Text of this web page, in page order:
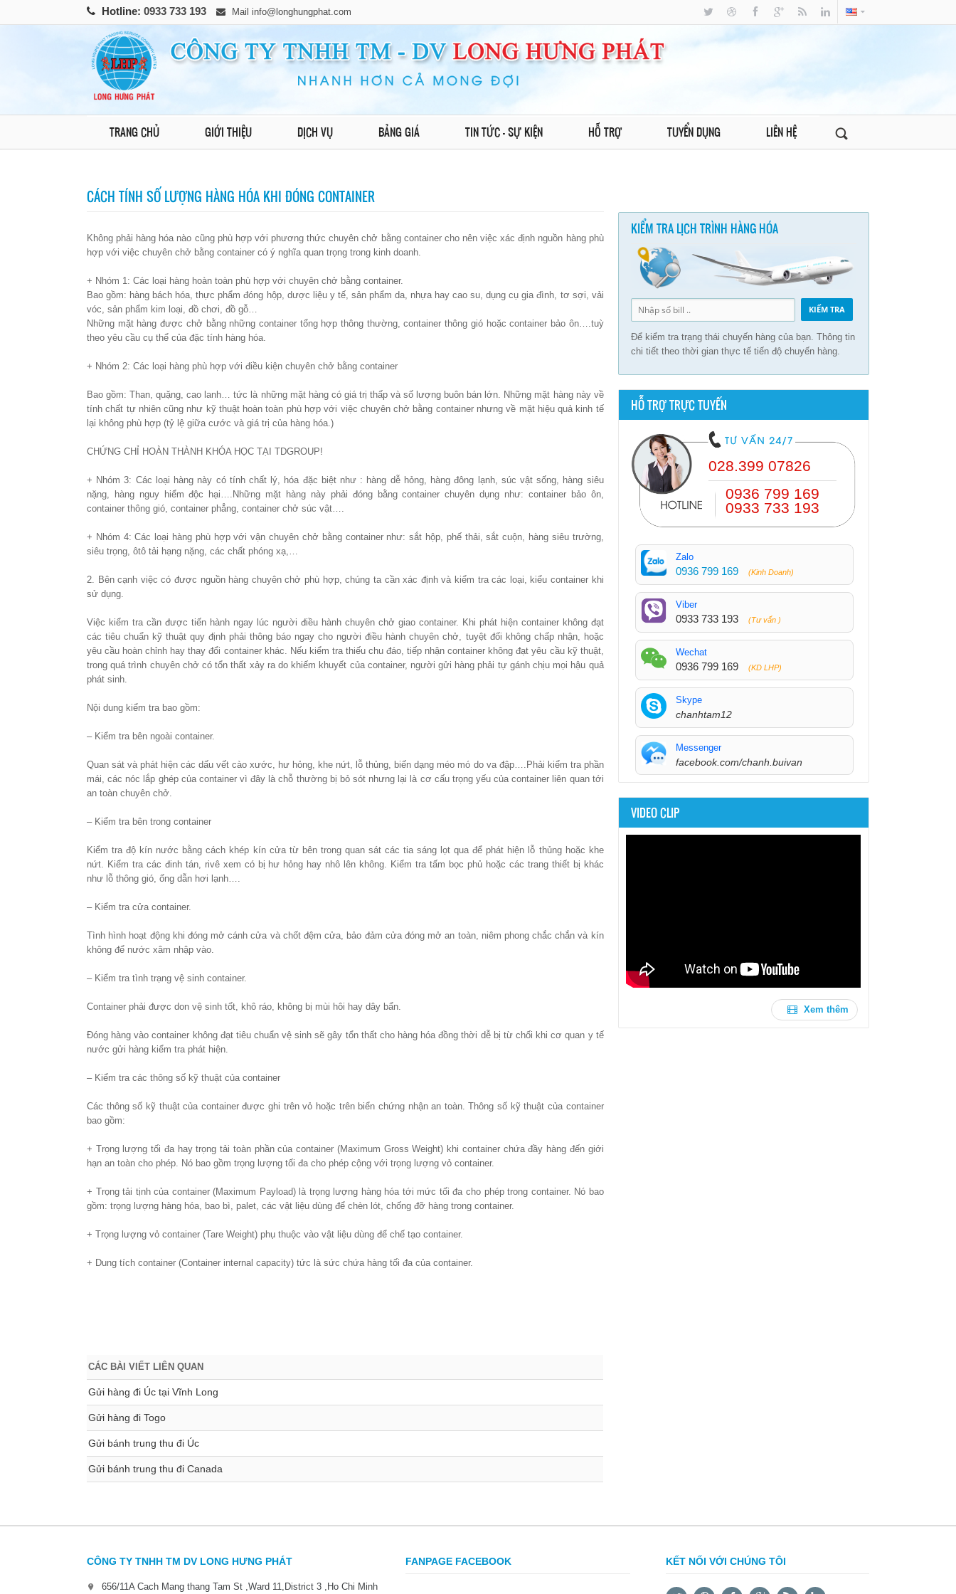
Hotline: 0933 733 193 Mail info@longhungphat.com
TRANG CHỦ GIỚI THIỆU DỊCH VỤ BẢNG GIÁ TIN TỨC - SỰ KIỆN HỖ TRỢ TUYỂN DỤNG LIÊN HỆ
CÁCH TÍNH SỐ LƯỢNG HÀNG HÓA KHI ĐÓNG CONTAINER
Không phải hàng hóa nào cũng phù hợp với phương thức chuyên chở bằng container cho nên việc xác định nguồn hàng phù
hợp với việc chuyên chở bằng container có ý nghĩa quan trọng trong kinh doanh.
+ Nhóm 1: Các loại hàng hoàn toàn phù hợp với chuyên chở bằng container.
Bao gồm: hàng bách hóa, thực phẩm đóng hộp, dược liệu y tế, sản phẩm da, nhựa hay cao su, dụng cụ gia đình, tơ sợi, vải
vóc, sản phẩm kim loại, đồ chơi, đồ gỗ…
Những mặt hàng được chở bằng những container tổng hợp thông thường, container thông gió hoặc container bảo ôn….tuỳ
theo yêu cầu cụ thể của đặc tính hàng hóa.
+ Nhóm 2: Các loại hàng phù hợp với điều kiện chuyên chở bằng container
Bao gồm: Than, quặng, cao lanh… tức là những mặt hàng có giá trị thấp và số lượng buôn bán lớn. Những mặt hàng này về
tính chất tự nhiên cũng như kỹ thuật hoàn toàn phù hợp với việc chuyên chở bằng container nhưng về mặt hiệu quả kinh tế
lại không phù hợp (tỷ lệ giữa cước và giá trị của hàng hóa.)
CHỨNG CHỈ HOÀN THÀNH KHÓA HỌC TẠI TDGROUP!
+ Nhóm 3: Các loại hàng này có tính chất lý, hóa đặc biệt như : hàng dễ hỏng, hàng đông lạnh, súc vật sống, hàng siêu
nặng, hàng nguy hiểm độc hại….Những mặt hàng này phải đóng bằng container chuyên dụng như: container bảo ôn,
container thông gió, container phẳng, container chở súc vật….
+ Nhóm 4: Các loại hàng phù hợp với vận chuyên chở bằng container như: sắt hộp, phế thải, sắt cuộn, hàng siêu trường,
siêu trọng, ôtô tải hạng nặng, các chất phóng xạ,…
2. Bên cạnh việc có được nguồn hàng chuyên chở phù hợp, chúng ta cần xác định và kiểm tra các loại, kiểu container khi
sử dụng.
Việc kiểm tra cần được tiến hành ngay lúc người điều hành chuyên chở giao container. Khi phát hiện container không đạt
các tiêu chuẩn kỹ thuật quy định phải thông báo ngay cho người điều hành chuyên chở, tuyệt đối không chấp nhận, hoặc
yêu cầu hoàn chỉnh hay thay đổi container khác. Nếu kiểm tra thiếu chu đáo, tiếp nhận container không đạt yêu cầu kỹ thuật,
trong quá trình chuyên chở có tổn thất xảy ra do khiếm khuyết của container, người gửi hàng phải tự gánh chịu mọi hậu quả
phát sinh.
Nội dung kiểm tra bao gồm:
– Kiểm tra bên ngoài container.
Quan sát và phát hiện các dấu vết cào xước, hư hỏng, khe nứt, lỗ thủng, biến dạng méo mó do va đập….Phải kiểm tra phần
mái, các nóc lắp ghép của container vì đây là chỗ thường bị bỏ sót nhưng lại là cơ cấu trọng yếu của container liên quan tới
an toàn chuyên chở.
– Kiểm tra bên trong container
Kiểm tra độ kín nước bằng cách khép kín cửa từ bên trong quan sát các tia sáng lọt qua để phát hiện lỗ thủng hoặc khe
nứt. Kiểm tra các đinh tán, rivê xem có bị hư hỏng hay nhô lên không. Kiểm tra tấm bọc phủ hoặc các trang thiết bị khác
như lỗ thông gió, ống dẫn hơi lạnh….
– Kiểm tra cửa container.
Tình hình hoạt động khi đóng mở cánh cửa và chốt đệm cửa, bảo đảm cửa đóng mở an toàn, niêm phong chắc chắn và kín
không để nước xâm nhập vào.
– Kiểm tra tình trạng vệ sinh container.
Container phải được don vệ sinh tốt, khô ráo, không bị mùi hôi hay dây bẩn.
Ðóng hàng vào container không đạt tiêu chuẩn vệ sinh sẽ gây tổn thất cho hàng hóa đồng thời dễ bị từ chối khi cơ quan y tế
nước gửi hàng kiểm tra phát hiện.
– Kiểm tra các thông số kỹ thuật của container
Các thông số kỹ thuật của container được ghi trên vỏ hoặc trên biển chứng nhận an toàn. Thông số kỹ thuật của container
bao gồm:
+ Trọng lượng tối đa hay trọng tải toàn phần của container (Maximum Gross Weight) khi container chứa đầy hàng đến giới
hạn an toàn cho phép. Nó bao gồm trọng lượng tối đa cho phép cộng với trọng lượng vỏ container.
+ Trọng tải tịnh của container (Maximum Payload) là trọng lượng hàng hóa tới mức tối đa cho phép trong container. Nó bao
gồm: trọng lượng hàng hóa, bao bì, palet, các vật liệu dùng để chèn lót, chống đỡ hàng trong container.
+ Trọng lượng vỏ container (Tare Weight) phụ thuộc vào vật liệu dùng để chế tạo container.
+ Dung tích container (Container internal capacity) tức là sức chứa hàng tối đa của container.
CÁC BÀI VIẾT LIÊN QUAN
Gửi hàng đi Úc tại Vĩnh Long
Gửi hàng đi Togo
Gửi bánh trung thu đi Úc
Gửi bánh trung thu đi Canada
KIỂM TRA LỊCH TRÌNH HÀNG HÓA
Để kiểm tra trạng thái chuyến hàng của bạn. Thông tin
chi tiết theo thời gian thực tế tiến độ chuyến hàng.
HỖ TRỢ TRỰC TUYẾN
028.399 07826
0936 799 169
0933 733 193
Zalo
0936 799 169 (Kinh Doanh)
Viber
0933 733 193 (Tư vấn )
Wechat
0936 799 169 (KD LHP)
Skype
chanhtam12
Messenger
facebook.com/chanh.buivan
VIDEO CLIP
Xem thêm
CÔNG TY TNHH TM DV LONG HƯNG PHÁT
656/11A Cach Mang thang Tam St ,Ward 11,District 3 ,Ho Chi Minh
FANPAGE FACEBOOK KẾT NỐI VỚI CHÚNG TÔI